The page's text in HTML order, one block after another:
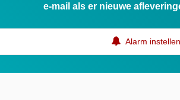
e-mail als er nieuwe
Alarm instellen